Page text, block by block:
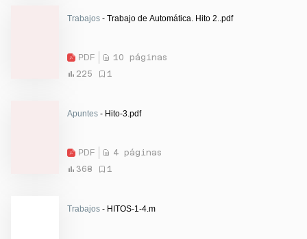
Trabajos - Trabajo de Automática. Hito 2..pdf
PDF
10 páginas
225
1
Apuntes - Hito-3.pdf
PDF
4 páginas
368
1
Trabajos - HITOS-1-4.m